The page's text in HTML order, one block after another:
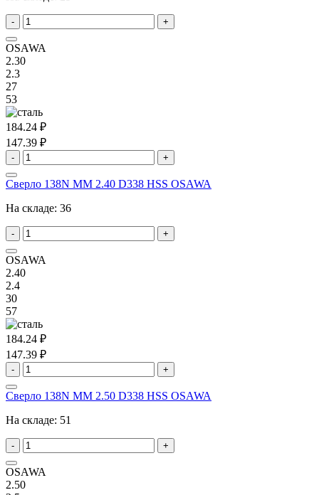
- +
OSAWA
2.30
2.3
27
53
184.24 ₽
147.39 ₽
- +
Сверло 138N MM 2.40 D338 HSS OSAWA
На складе: 36
- +
OSAWA
2.40
2.4
30
57
184.24 ₽
147.39 ₽
- +
Сверло 138N MM 2.50 D338 HSS OSAWA
На складе: 51
- +
OSAWA
2.50